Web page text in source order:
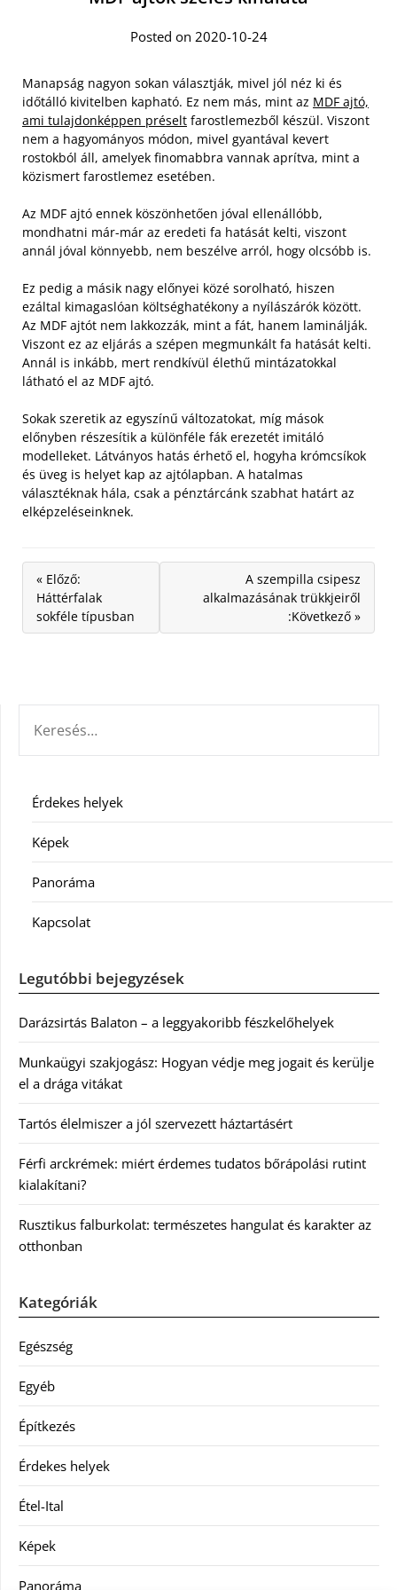
Posted on 2020-10-24
Manapság nagyon sokan választják, mivel jól néz ki és
időtálló kivitelben kapható. Ez nem más, mint az MDF ajtó,
ami tulajdonképpen préselt farostlemezből készül. Viszont
nem a hagyományos módon, mivel gyantával kevert
rostokból áll, amelyek finomabbra vannak aprítva, mint a
közismert farostlemez esetében.
Az MDF ajtó ennek köszönhetően jóval ellenállóbb,
mondhatni már-már az eredeti fa hatását kelti, viszont
annál jóval könnyebb, nem beszélve arról, hogy olcsóbb is.
Ez pedig a másik nagy előnyei közé sorolható, hiszen
ezáltal kimagaslóan költséghatékony a nyílászárók között.
Az MDF ajtót nem lakkozzák, mint a fát, hanem laminálják.
Viszont ez az eljárás a szépen megmunkált fa hatását kelti.
Annál is inkább, mert rendkívül élethű mintázatokkal
látható el az MDF ajtó.
Sokak szeretik az egyszínű változatokat, míg mások
előnyben részesítik a különféle fák erezetét imitáló
modelleket. Látványos hatás érhető el, hogyha krómcsíkok
és üveg is helyet kap az ajtólapban. A hatalmas
választéknak hála, csak a pénztárcánk szabhat határt az
elképzeléseinknek.
« Előző:
Háttérfalak
sokféle típusban
A szempilla csipesz
alkalmazásának trükkjeiről
:Következő »
Érdekes helyek
Képek
Panoráma
Kapcsolat
Legutóbbi bejegyzések
Darázsirtás Balaton – a leggyakoribb fészkelőhelyek
Munkaügyi szakjogász: Hogyan védje meg jogait és kerülje
el a drága vitákat
Tartós élelmiszer a jól szervezett háztartásért
Férfi arckrémek: miért érdemes tudatos bőrápolási rutint
kialakítani?
Rusztikus falburkolat: természetes hangulat és karakter az
otthonban
Kategóriák
Egészség
Egyéb
Építkezés
Érdekes helyek
Étel-Ital
Képek
Panoráma